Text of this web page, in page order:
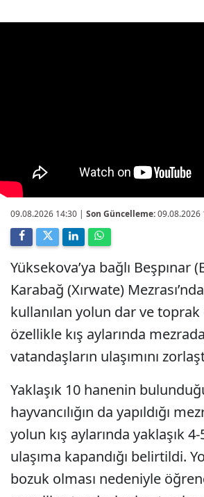
09.08.2026 14:30 | Son Güncelleme:09.08.2026
Yüksekova’ya bağlı Beşpınar
Karabağ (Xırwate)
kullanılan yolun dar ve toprak
özellikle kış aylarında
vatandaşların ulaşımını
Yaklaşık 10 hanenin
hayvancılığın da yapıldığı
yolun kış aylarında yaklaşık
ulaşıma kapandığı belirtildi.
bozuk olması nedeniyle